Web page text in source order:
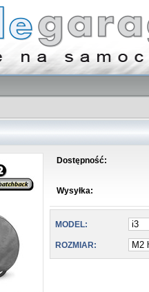
Dostępność:
Wysyłka:
MODEL:
ROZMIAR: